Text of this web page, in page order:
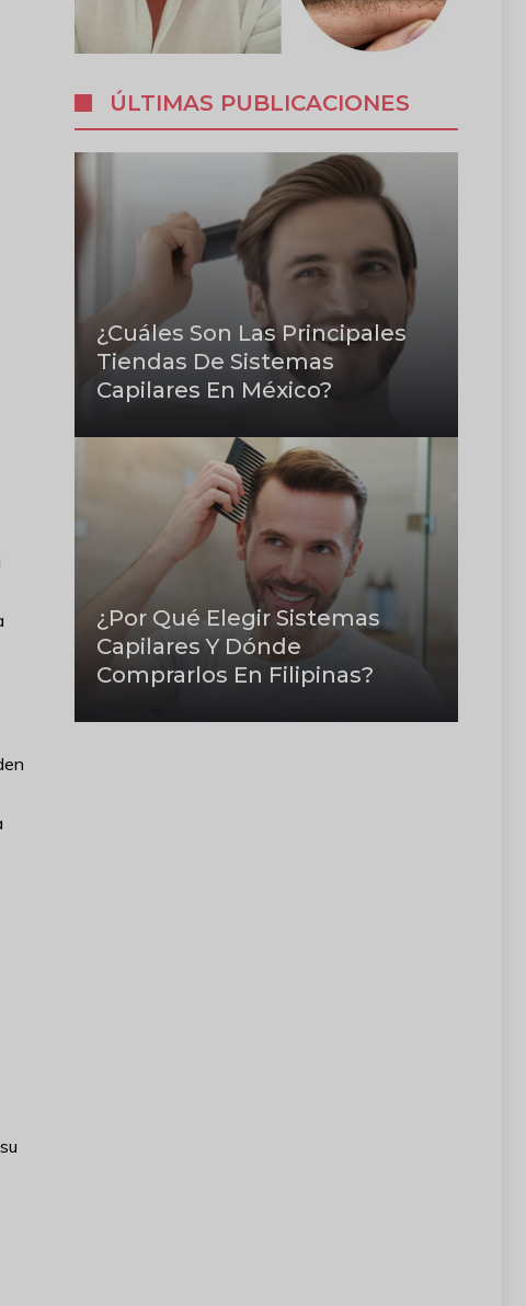
ÚLTIMAS PUBLICACIONES
¿Cuáles Son Las Principales
Tiendas De Sistemas
Capilares En México?
¿Por Qué Elegir Sistemas
Capilares Y Dónde
Comprarlos En Filipinas?